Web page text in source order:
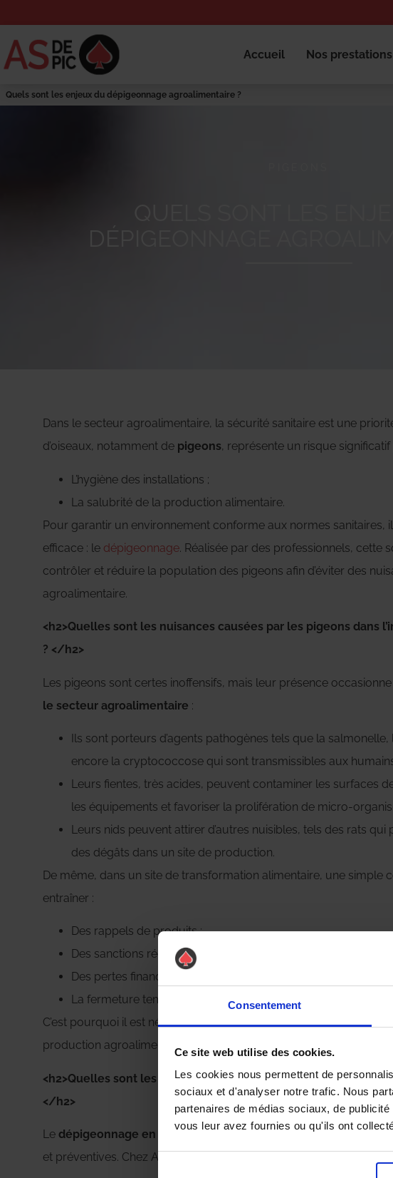
Consentement
Ce site web utilise des cookies.
Les cookies nous permettent de
sociaux et d'analyser notre trafic. Nous
partenaires de médias sociaux, de
vous leur avez fournies ou qu'ils ont
Accueil Nos prestations
Quels sont les enjeux du dépigeonnage agroalimentaire ?
DÉPIGEONNAGE
Dans le secteur agroalimentaire, la sécurité sanitaire est une
d’oiseaux, notamment de pigeons, représente un risque significatif
L’hygiène des installations ;
La salubrité de la production alimentaire.
Pour garantir un environnement conforme aux normes sanitaires,
efficace : le dépigeonnage. Réalisée par des professionnels, cette
contrôler et réduire la population des pigeons afin d’éviter des
agroalimentaire.
<h2>Quelles sont les nuisances causées par les pigeons dans
? </h2>
Les pigeons sont certes inoffensifs, mais leur présence
le secteur agroalimentaire :
Ils sont porteurs d’agents pathogènes tels que la
encore la cryptococcose qui sont transmissibles aux
Leurs fientes, très acides, peuvent contaminer les surfaces
les équipements et favoriser la prolifération de micro-
Leurs nids peuvent attirer d’autres nuisibles, tels des rats
des dégâts dans un site de production.
De même, dans un site de transformation alimentaire, une simple
entraîner :
Des rappels de produits ;
Des sanctions réglementaires ;
Des pertes financières ;
La fermeture temporaire de l’établissement.
C’est pourquoi il est nécessaire d’éviter leur proliférationet leur
production agroalimentaire.
<h2>Quelles sont les techniques utilisées pour le
</h2>
Le dépigeonnage en milieu agroalimentairerepose sur des
et préventives. Chez AS DE PIC, nos équipes recourent à :